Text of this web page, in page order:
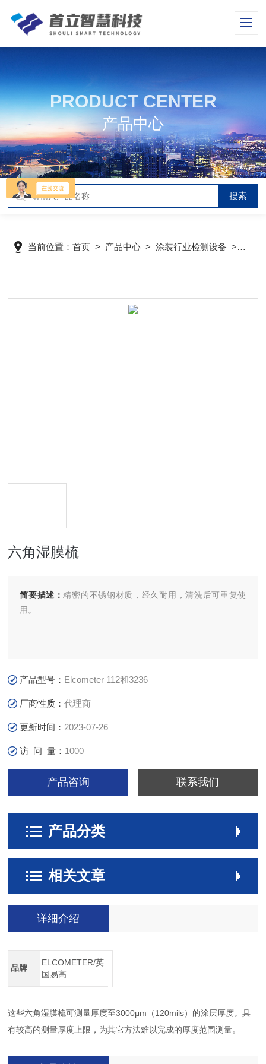
PRODUCT CENTER
产品中心
当前位置：首页 > 产品中心 >涂装行业检测设备 > 测厚
六角湿膜梳
简要描述： 精密的不锈钢材质，经久耐用，清洗后可重复使
用。
产品型号： Elcometer 112和3236
厂商性质：代理商
更新时间： 2023-07-26
访 问 量： 1000
产品咨询 联系我们
产品分类
相关文章
详细介绍
品牌
ELCOMETER/英
国易高
这些六角湿膜梳可测量厚度至3000μm（120mils）的涂层厚度。具
有较高的测量厚度上限，为其它方法难以完成的厚度范围测量。